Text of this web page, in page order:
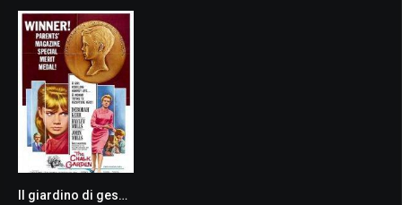
7.5
Il giardino di gesso